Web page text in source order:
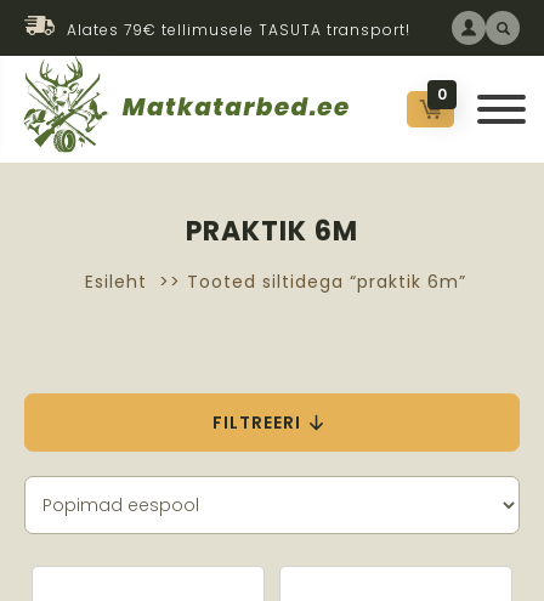
Alates 79€ tellimusele TASUTA transport!
0
PRAKTIK 6M
Esileht >> Tooted siltidega “praktik 6m”
FILTREERI